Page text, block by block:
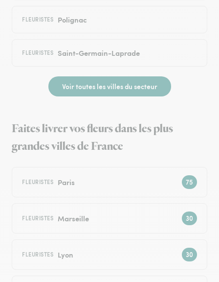
FLEURISTES Polignac
FLEURISTES Saint-Germain-Laprade
Voir toutes les villes du secteur
Faites livrer vos fleurs dans les plus
grandes villes de France
FLEURISTES Paris
FLEURISTES Marseille
FLEURISTES Lyon